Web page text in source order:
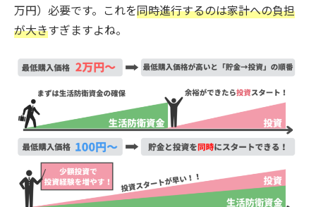
万円）必要です。これを同時進行するのは家計への負担
が大きすぎますよね。